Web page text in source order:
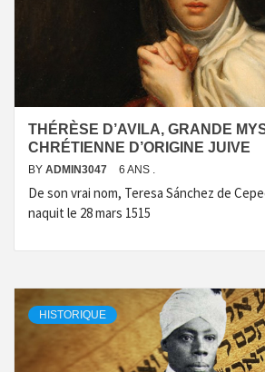
THÉRÈSE D’AVILA, GRANDE
CHRÉTIENNE D’ORIGINE JUIVE
BY ADMIN3047 6 ANS .
De son vrai nom, Teresa Sánchez de
naquit le 28 mars 1515
HISTORIQUE